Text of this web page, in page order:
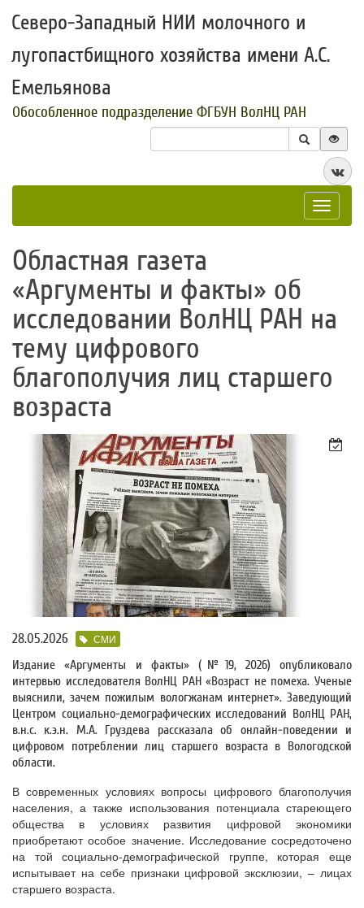
Северо-Западный НИИ молочного и
лугопастбищного хозяйства имени А.С.
Емельянова
Обособленное подразделение ФГБУН ВолНЦ РАН
Toggle
Областная газета
«Аргументы и факты» об
исследовании ВолНЦ РАН на
тему цифрового
благополучия лиц старшего
возраста
28.05.2026 СМИ
Издание «Аргументы и факты» (№19, 2026) опубликовало
интервью исследователя ВолНЦ РАН «Возраст не помеха. Ученые
выяснили, зачем пожилым вологжанам интернет». Заведующий
Центром социально-демографических исследований ВолНЦ РАН,
в.н.с. к.э.н. М.А. Груздева рассказала об онлайн-поведении и
цифровом потреблении лиц старшего возраста в Вологодской
области.
В современных условиях вопросы цифрового благополучия
населения, а также использования потенциала стареющего
общества в условиях развития цифровой экономики
приобретают особое значение. Исследование сосредоточено
на той социально-демографической группе, которая еще
испытывает на себе признаки цифровой эксклюзии, – лицах
старшего возраста.